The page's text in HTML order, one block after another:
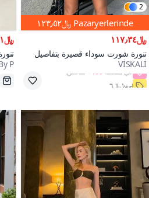
2
Pazaryerlerinde ﷼١٢٣٫٥٢
﷼١١٧٫٣٤
تنورة شورت سوداء قصيرة بتفاصيل
دانتيل وطبقات
VİSKALİ
﷼١١٣٫٥١
P